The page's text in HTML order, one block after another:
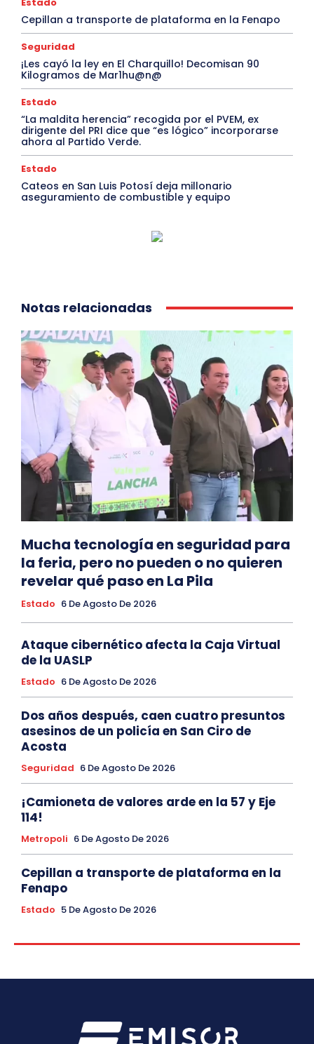
Cepillan a transporte de plataforma en la Fenapo
Seguridad
¡Les cayó la ley en El Charquillo! Decomisan 90
Kilogramos de Mar1hu@n@
Estado
“La maldita herencia” recogida por el PVEM, ex
dirigente del PRI dice que “es lógico” incorporarse
ahora al Partido Verde.
Estado
Cateos en San Luis Potosí deja millonario
aseguramiento de combustible y equipo
Notas relacionadas
Mucha tecnología en seguridad para
la feria, pero no pueden o no quieren
revelar qué paso en La Pila
Estado 6 De Agosto De 2026
Ataque cibernético afecta la Caja Virtual
de la UASLP
Estado 6 De Agosto De 2026
Dos años después, caen cuatro presuntos
asesinos de un policía en San Ciro de
Acosta
Seguridad 6 De Agosto De 2026
¡Camioneta de valores arde en la 57 y Eje
114!
Metropoli 6 De Agosto De 2026
Cepillan a transporte de plataforma en la
Fenapo
Estado 5 De Agosto De 2026